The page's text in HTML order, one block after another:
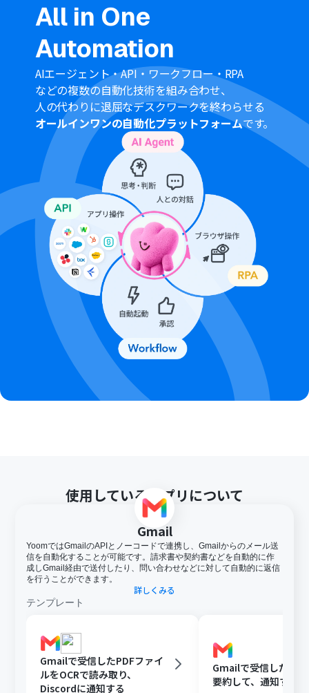
携してください。AIワーカー内で使用するツール（アプ
リ）についてもマイアプリ連携が必要です。
トリガーは5分、10分、15分、30分、60分の間隔で起動
間隔を選択できます。プランによって最短の起動間隔が異
なりますので、ご注意ください。
AIワーカーの基本設定は「
【AIワーカー】基本的な設定方
法」をご参照ください。
AIワーカーの同時実行数・作成可能なAIワーカー数・利用
可能なAIモデルはご契約中のプランによって異なります。
AIワーカー内でご利用いただけるアプリやオペレーション
等はフローボットの利用制限と同様です。
AIワーカーは、テスト実行でも本番実行と同様にタスクを
消費しますのでご注意ください。詳細は「
タスク実行数の計算方法」ご参照ください。
AIワーカーはマニュアルを詳細に設定することで適切な処
理を実行しやすくなります。詳細は「
【AIワーカー】マニ
ュアルの作成方法」をご参照ください。
All in One
Automation
AIエージェント・API・ワークフロー・RPA
などの複数の自動化技術を組み合わせ、
人の代わりに退屈なデスクワークを終わらせる
オールインワンの自動化プラットフォームです。
使用しているアプリについて
Gmail
YoomではGmailのAPIとノーコードで連携し、Gmailからのメール送
信を自動化することが可能です。請求書や契約書などを自動的に作
成しGmail経由で送付したり、問い合わせなどに対して自動的に返信
を行うことができます。
詳しくみる
テンプレート
Gmailで受信したPDFファイ
ルをOCRで読み取り、
Discordに通知する
Gmailで受信した内
要約して、通知する